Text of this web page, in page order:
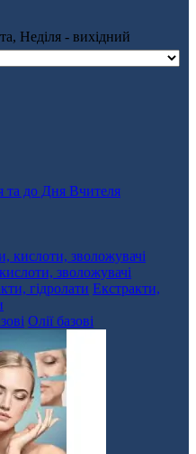
Неділя - вихідний
та до Дня Вчителя
зволожувачі
Екстракти,
Олії базові